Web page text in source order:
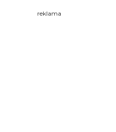
reklama